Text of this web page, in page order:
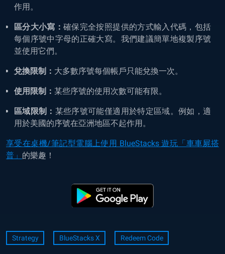
作用。
區分大小寫：確保完全按照提供的方式輸入代碼，包括
每個序號中字母的正確大寫。我們建議簡單地複製序號
並使用它們。
兌換限制： 大多數序號每個帳戶只能兌換一次。
使用限制： 某些序號的使用次數可能有限。
區域限制： 某些序號可能僅適用於特定區域。例如，適
用於美國的序號在亞洲地區不起作用。
享受在桌機/筆記型電腦上使用 BlueStacks 遊玩「車車屍搭
普」 的樂趣！
Strategy BlueStacks X Redeem Code